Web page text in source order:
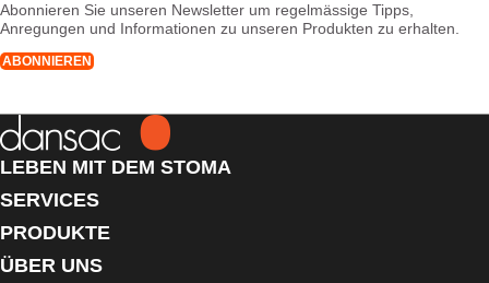
Abonnieren Sie unseren Newsletter um regelmässige Tipps,
Anregungen und Informationen zu unseren Produkten zu erhalten.
ABONNIEREN
LEBEN MIT DEM STOMA
SERVICES
PRODUKTE
ÜBER UNS